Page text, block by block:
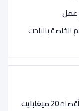
الخاصة بالباحث
20 ميغابايت